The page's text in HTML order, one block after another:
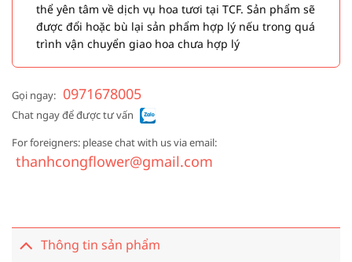
thể yên tâm về dịch vụ hoa tươi tại TCF. Sản phẩm sẽ
được đổi hoặc bù lại sản phẩm hợp lý nếu trong quá
trình vận chuyển giao hoa chưa hợp lý
Gọi ngay: 0971678005
Chat ngay để được tư vấn
For foreigners: please chat with us via email:
thanhcongflower@gmail.com
Thông tin sản phẩm